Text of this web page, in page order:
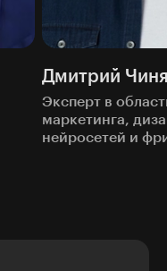
Дмитрий
Эксперт в
маркетинга,
нейросетей и